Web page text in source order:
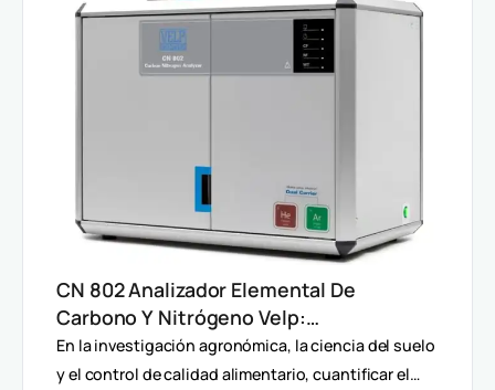
CN 802 Analizador Elemental De
Carbono Y Nitrógeno Velp:
Determinación Rápida Por Método
Dumas (TC, TOC, TIC Y TN)
En la investigación agronómica, la ciencia del suelo
y el control de calidad alimentario, cuantificar el…